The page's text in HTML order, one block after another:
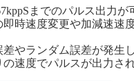
までのパルス出力が
即時速度変更や加減速速
差やランダム誤差が発生
の速度でパルスが出力さ